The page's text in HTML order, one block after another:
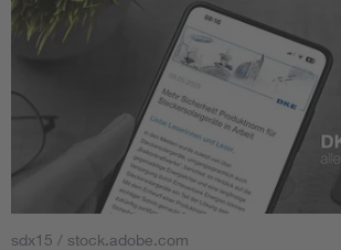
sdx15 / stock.adobe.com